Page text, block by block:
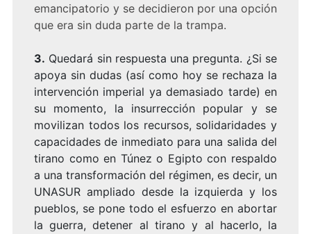
emancipatorio y se decidieron por una opción
que era sin duda parte de la trampa.
3. Quedará sin respuesta una pregunta. ¿Si se
apoya sin dudas (así como hoy se rechaza la
intervención imperial ya demasiado tarde) en
su momento, la insurrección popular y se
movilizan todos los recursos, solidaridades y
capacidades de inmediato para una salida del
tirano como en Túnez o Egipto con respaldo
a una transformación del régimen, es decir, un
UNASUR ampliado desde la izquierda y los
pueblos, se pone todo el esfuerzo en abortar
la guerra, detener al tirano y al hacerlo, la